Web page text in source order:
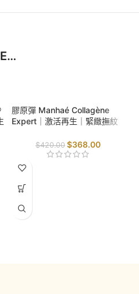
膠原彈 Manhaé Collagène
Expert｜激活再生｜緊緻撫紋
$420.00 $368.00